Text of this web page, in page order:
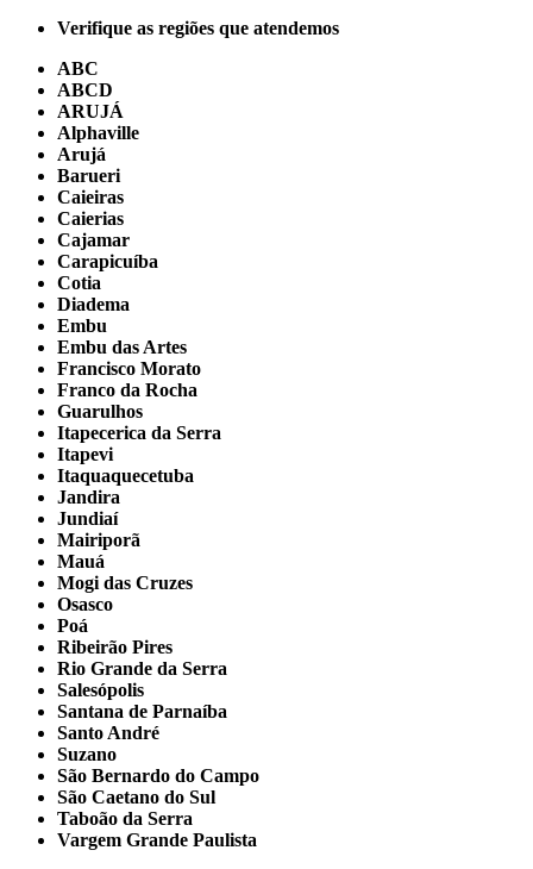
Verifique as regiões que atendemos
ABC
ABCD
ARUJÁ
Alphaville
Arujá
Barueri
Caieiras
Caierias
Cajamar
Carapicuíba
Cotia
Diadema
Embu
Embu das Artes
Francisco Morato
Franco da Rocha
Guarulhos
Itapecerica da Serra
Itapevi
Itaquaquecetuba
Jandira
Jundiaí
Mairiporã
Mauá
Mogi das Cruzes
Osasco
Poá
Ribeirão Pires
Rio Grande da Serra
Salesópolis
Santana de Parnaíba
Santo André
Suzano
São Bernardo do Campo
São Caetano do Sul
Taboão da Serra
Vargem Grande Paulista